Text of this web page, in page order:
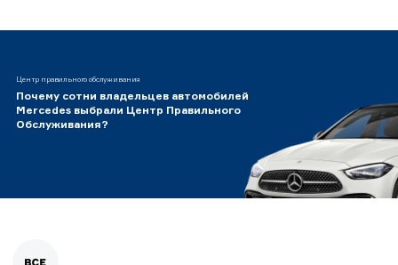
Центр правильного обслуживания
Почему сотни владельцев автомобилей
Mercedes выбрали Центр Правильного
Обслуживания?